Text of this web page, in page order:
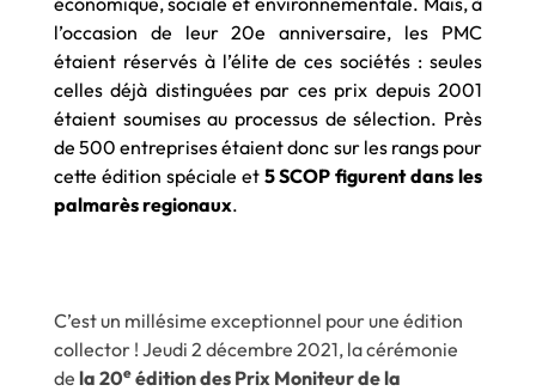
l’occasion de leur 20e anniversaire, les PMC
étaient réservés à l’élite de ces sociétés : seules
celles déjà distinguées par ces prix depuis 2001
étaient soumises au processus de sélection. Près
de 500 entreprises étaient donc sur les rangs pour
cette édition spéciale et 5 SCOP figurent dans les
palmarès regionaux.
C’est un millésime exceptionnel pour une édition
collector ! Jeudi 2 décembre 2021, la cérémonie
de la 20eédition des Prix Moniteur de la